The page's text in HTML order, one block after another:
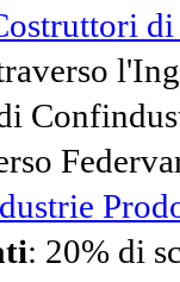
: 20% di